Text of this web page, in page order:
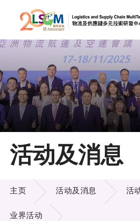
跳到内容（按回车键
会
A A
主页
关于LSCM
技术商品化
项目及资助计划
活动及消息
活动及消息
主页 活动及消息 活
业界活动